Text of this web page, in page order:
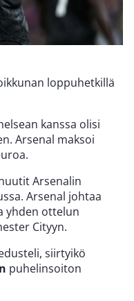
loppuhetkillä
kanssa olisi
Arsenal maksoi
Arsenalin
Arsenal johtaa
yhden ottelun
Cityyn.
siirtyikö
puhelinsoiton